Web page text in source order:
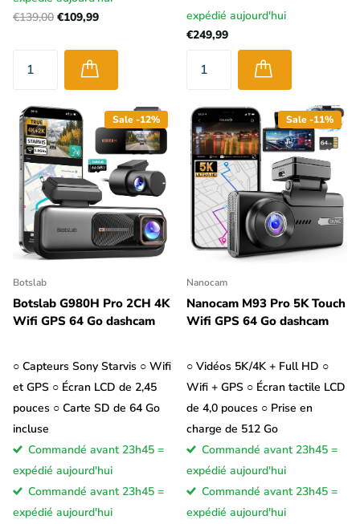
€139,00 €109,99
expédié aujourd'hui
€249,99
Sale -12%
Botslab
Botslab G980H Pro 2CH 4K
Wifi GPS 64 Go dashcam
○ Capteurs Sony Starvis ○ Wifi
et GPS ○ Écran LCD de 2,45
pouces ○ Carte SD de 64 Go
incluse
Commandé avant 23h45 =
expédié aujourd'hui
Commandé avant 23h45 =
expédié aujourd'hui
Sale -11%
Nanocam
Nanocam M93 Pro 5K Touch
Wifi GPS 64 Go dashcam
○ Vidéos 5K/4K + Full HD ○
Wifi + GPS ○ Écran tactile LCD
de 4,0 pouces ○ Prise en
charge de 512 Go
Commandé avant 23h45 =
expédié aujourd'hui
Commandé avant 23h45 =
expédié aujourd'hui